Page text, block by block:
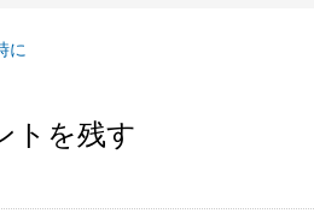
に
トを残す